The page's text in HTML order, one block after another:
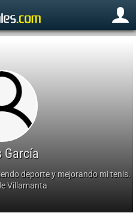
García
deporte y mejorando mi tenis.
Villamanta